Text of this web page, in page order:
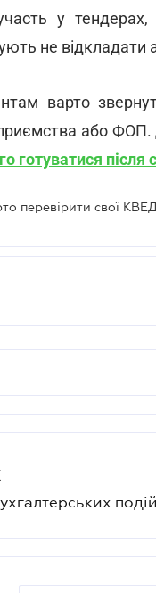
у
не відкладати
варто
або
готуватися
перевірити свої